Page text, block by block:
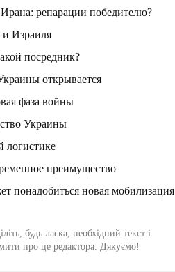
репарации победителю?
Израиля
посредник?
открывается
фаза войны
Украины
логистике
преимущество
понадобиться новая мобилизация
будь ласка, необхідний текст і
про це редактора. Дякуємо!